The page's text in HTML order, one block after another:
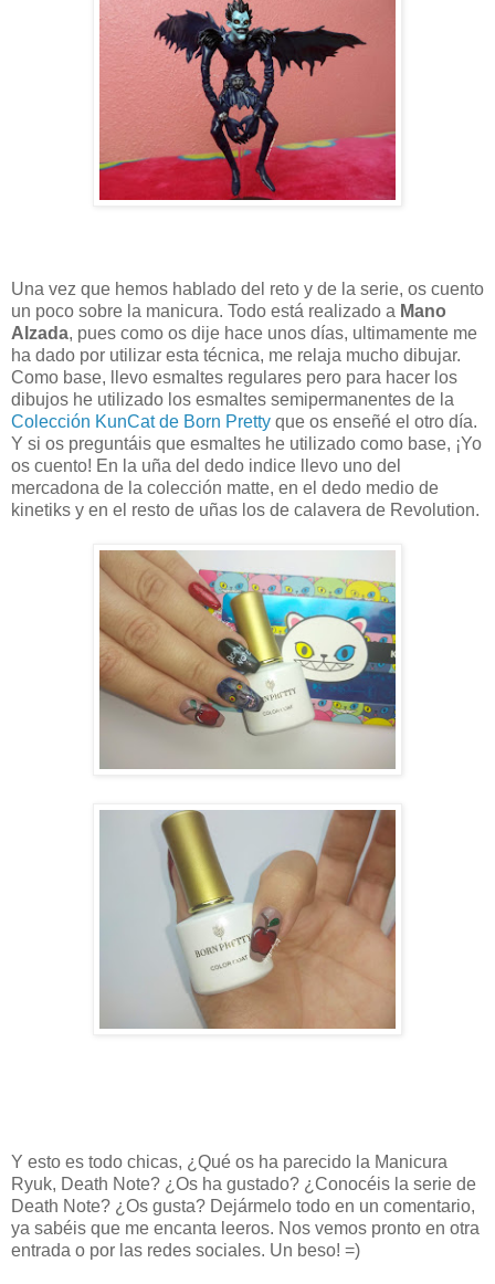
Una vez que hemos hablado del reto y de la serie, os cuento
un poco sobre la manicura. Todo está realizado a Mano
Alzada, pues como os dije hace unos días, ultimamente me
ha dado por utilizar esta técnica, me relaja mucho dibujar.
Como base, llevo esmaltes regulares pero para hacer los
dibujos he utilizado los esmaltes semipermanentes de la
Colección KunCat de Born Pretty que os enseñé el otro día.
Y si os preguntáis que esmaltes he utilizado como base, ¡Yo
os cuento! En la uña del dedo indice llevo uno del
mercadona de la colección matte, en el dedo medio de
kinetiks y en el resto de uñas los de calavera de Revolution.
Y esto es todo chicas, ¿Qué os ha parecido la Manicura
Ryuk, Death Note? ¿Os ha gustado? ¿Conocéis la serie de
Death Note? ¿Os gusta? Dejármelo todo en un comentario,
ya sabéis que me encanta leeros. Nos vemos pronto en otra
entrada o por las redes sociales. Un beso! =)